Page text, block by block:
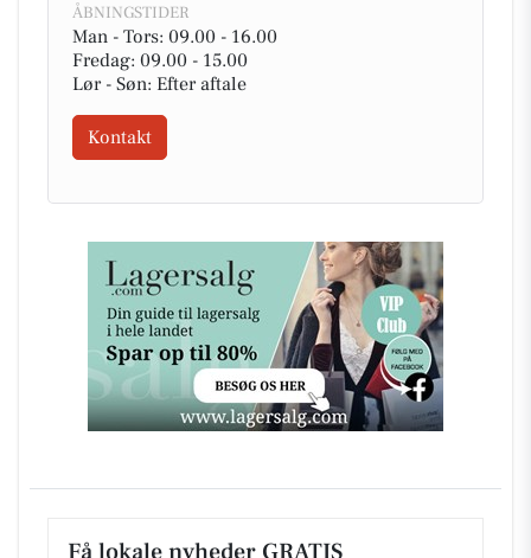
ÅBNINGSTIDER
Man - Tors: 09.00 - 16.00
Fredag: 09.00 - 15.00
Lør - Søn: Efter aftale
Kontakt
Få lokale nyheder GRATIS